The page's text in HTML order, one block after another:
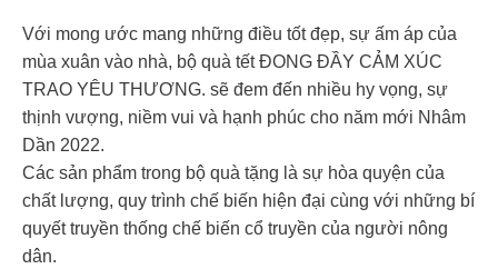
Với mong ước mang những điều tốt đẹp, sự ấm áp của
mùa xuân vào nhà, bộ quà tết ĐONG ĐẦY CẢM XÚC
TRAO YÊU THƯƠNG. sẽ đem đến nhiều hy vọng, sự
thịnh vượng, niềm vui và hạnh phúc cho năm mới Nhâm
Dần 2022.
Các sản phẩm trong bộ quà tặng là sự hòa quyện của
chất lượng, quy trình chế biến hiện đại cùng với những bí
quyết truyền thống chế biến cổ truyền của người nông
dân.